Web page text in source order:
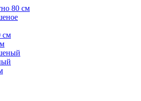
80 см
см